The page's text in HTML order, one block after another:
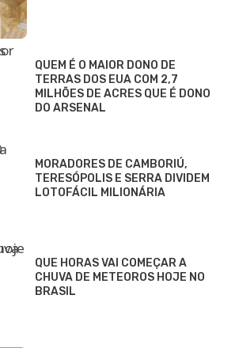
QUEM É O MAIOR DONO DE
TERRAS DOS EUA COM 2,7
MILHÕES DE ACRES QUE É DONO
DO ARSENAL
MORADORES DE CAMBORIÚ,
TERESÓPOLIS E SERRA DIVIDEM
LOTOFÁCIL MILIONÁRIA
QUE HORAS VAI COMEÇAR A
CHUVA DE METEOROS HOJE NO
BRASIL